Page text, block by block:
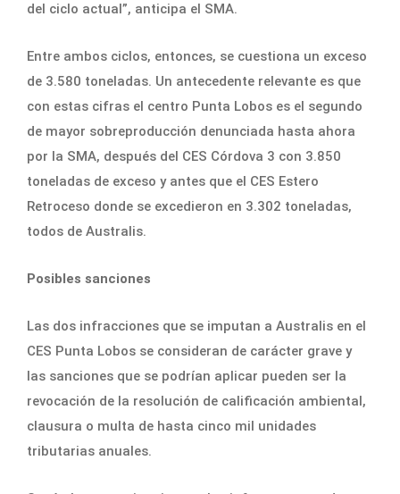
del ciclo actual”, anticipa el SMA.
Entre ambos ciclos, entonces, se cuestiona un exceso
de 3.580 toneladas. Un antecedente relevante es que
con estas cifras el centro Punta Lobos es el segundo
de mayor sobreproducción denunciada hasta ahora
por la SMA, después del CES Córdova 3 con 3.850
toneladas de exceso y antes que el CES Estero
Retroceso donde se excedieron en 3.302 toneladas,
todos de Australis.
Posibles sanciones
Las dos infracciones que se imputan a Australis en el
CES Punta Lobos se consideran de carácter grave y
las sanciones que se podrían aplicar pueden ser la
revocación de la resolución de calificación ambiental,
clausura o multa de hasta cinco mil unidades
tributarias anuales.